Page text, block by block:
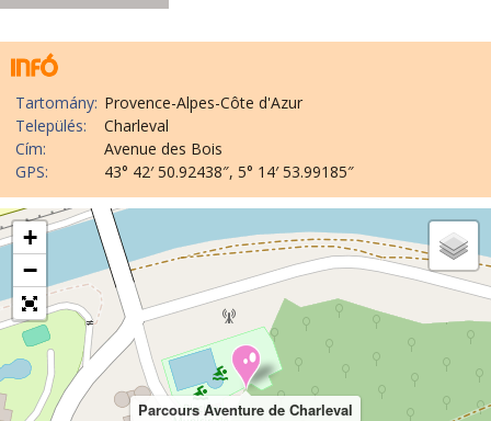
Tartomány: Provence-Alpes-Côte d'Azur
Település:
Charleval
Cím:
Avenue des Bois
GPS:
43° 42′ 50.92438″, 5° 14′ 53.99185″
Parcours Aventure de Charleval
+
−